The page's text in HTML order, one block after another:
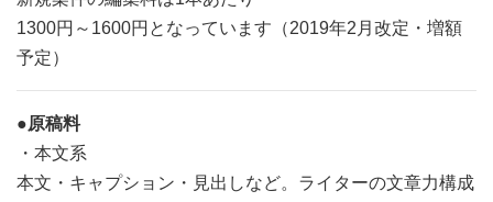
1300円～1600円となっています（2019年2月改定・増額
予定）
●原稿料
・本文系
本文・キャプション・見出しなど。ライターの文章力構成